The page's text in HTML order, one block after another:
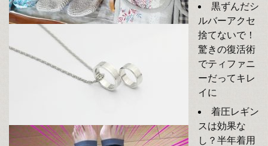
黒ずんだシ
ルバーアクセ
捨てないで！
驚きの復活術
でティファニ
ーだってキレ
イに
着圧レギン
スは効果な
し？半年着用